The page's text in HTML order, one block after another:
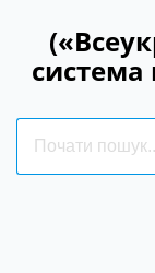
система